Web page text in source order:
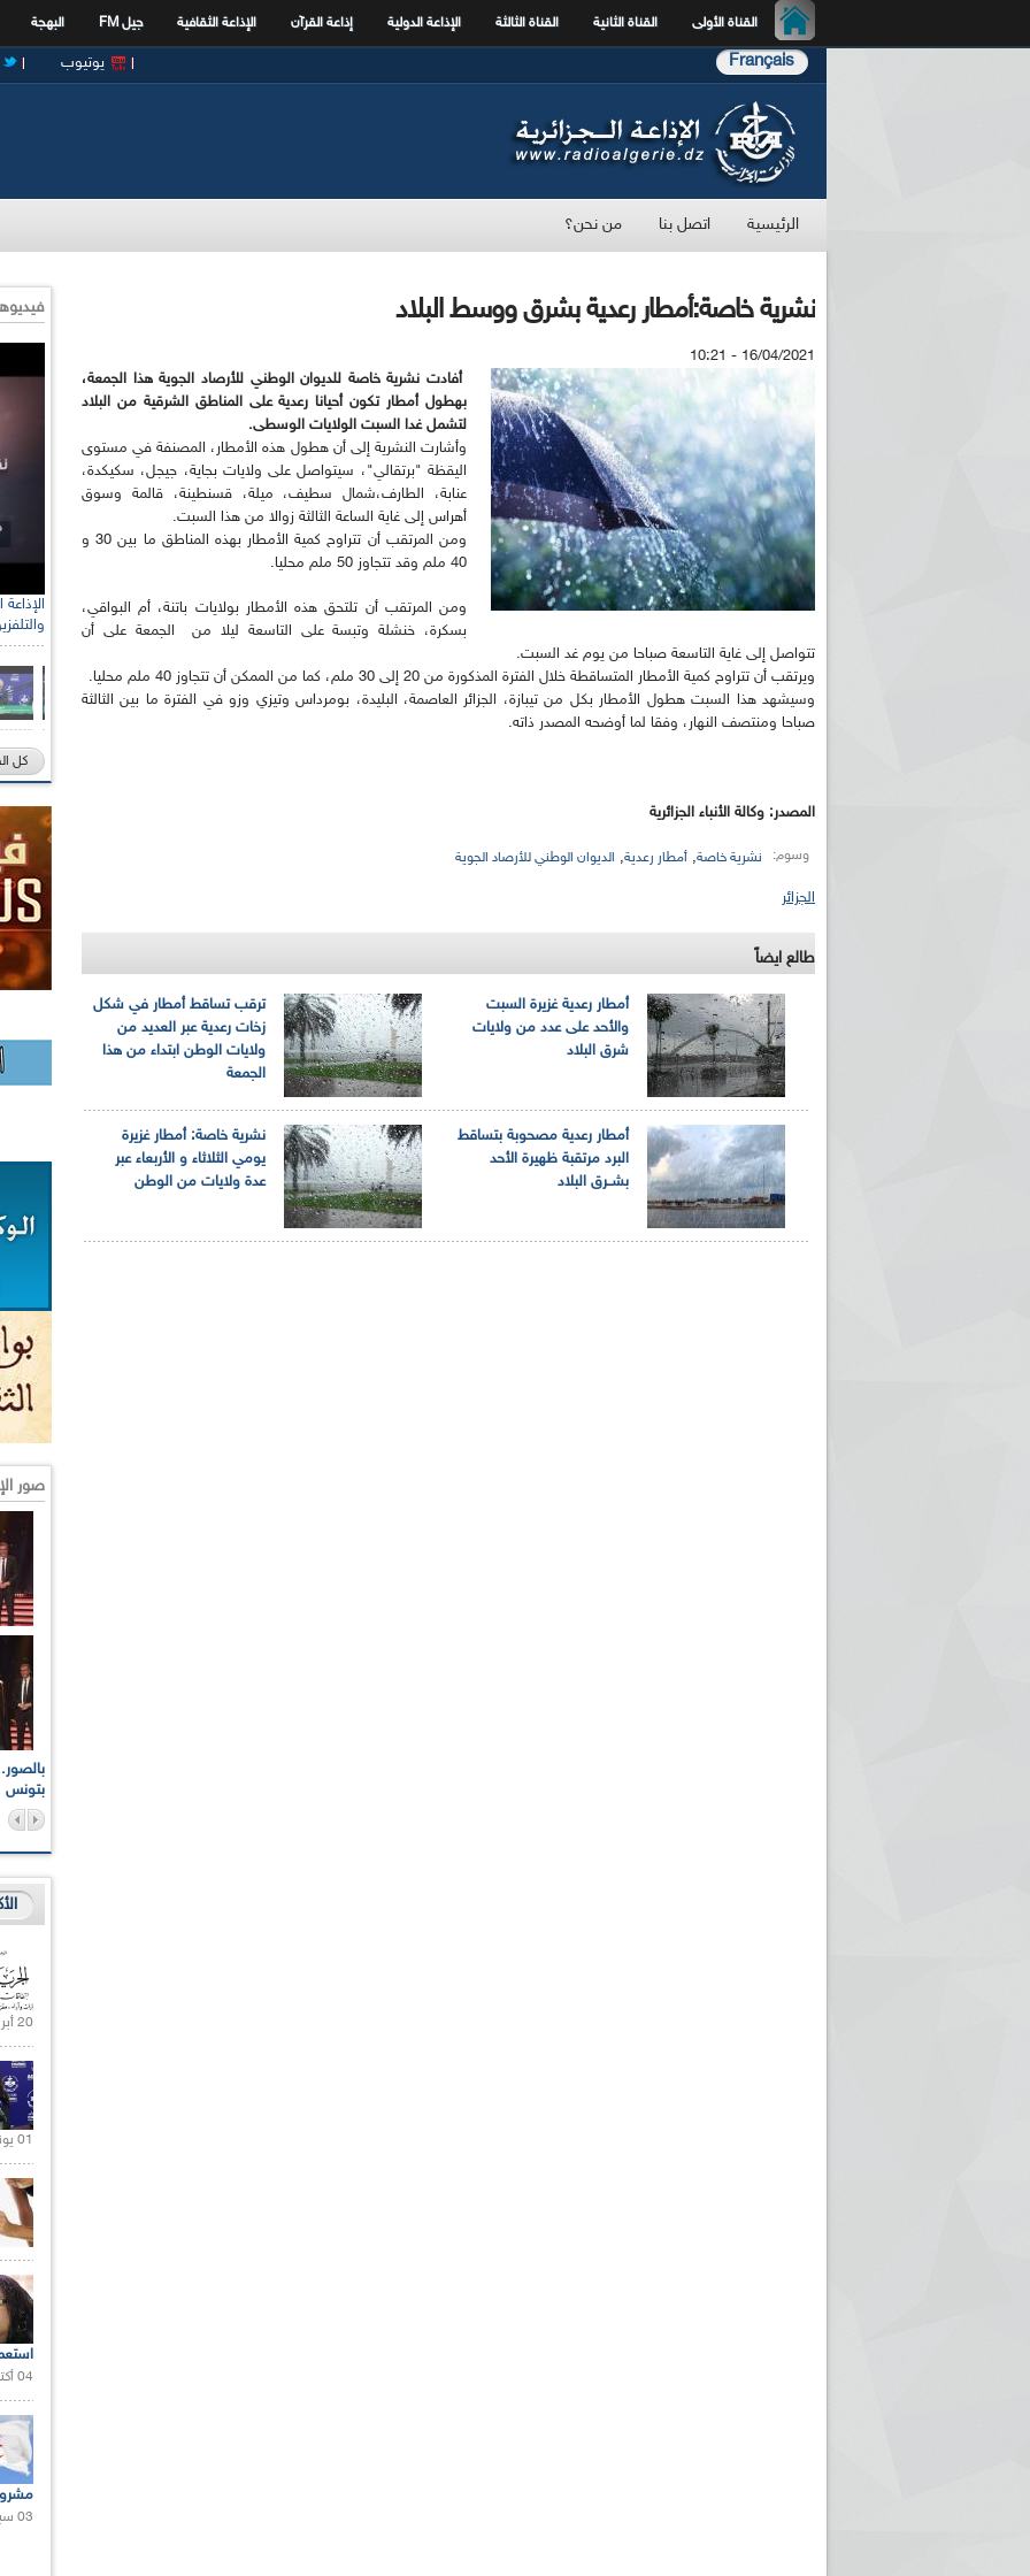
القناة الأولى القناة الثانية القناة الثالثة الإذاعة الدولية إذاعة القرآن الإذاعة الثقافية جيل FM البهجة
Français يوتيوب
الرئيسية اتصل بنا من نحن؟
نشرية خاصة: أمطار رعدية بشرق ووسط البلاد
16/04/2021 - 10:21
أفادت نشرية خاصة للديوان الوطني للأرصاد الجوية هذا الجمعة،
بهطول أمطار تكون أحيانا رعدية على المناطق الشرقية من البلاد
لتشمل غدا السبت الولايات الوسطى.
وأشارت النشرية إلى أن هطول هذه الأمطار، المصنفة في مستوى
اليقظة "برتقالي"، سيتواصل على ولايات بجاية، جيجل، سكيكدة،
عنابة، الطارف،شمال سطيف، ميلة، قسنطينة، قالمة وسوق
أهراس إلى غاية الساعة الثالثة زوالا من هذا السبت.
ومن المرتقب أن تتراوح كمية الأمطار بهذه المناطق ما بين 30 و
40 ملم وقد تتجاوز 50 ملم محليا.
ومن المرتقب أن تلتحق هذه الأمطار بولايات باتنة، أم البواقي،
بسكرة، خنشلة وتبسة على التاسعة ليلا من الجمعة على أن
تتواصل إلى غاية التاسعة صباحا من يوم غد السبت.
ويرتقب أن تتراوح كمية الأمطار المتساقطة خلال الفترة المذكورة من 20 إلى 30 ملم، كما من الممكن أن تتجاوز 40 ملم محليا.
وسيشهد هذا السبت هطول الأمطار بكل من تيبازة، الجزائر العاصمة، البليدة، بومرداس وتيزي وزو في الفترة ما بين الثالثة
صباحا ومنتصف النهار، وفقا لما أوضحه المصدر ذاته.
المصدر: وكالة الأنباء الجزائرية
وسوم: نشرية خاصة, أمطار رعدية, الديوان الوطني للأرصاد الجوية
الجزائر
طالع ايضاً
ترقب تساقط أمطار في شكل
زخات رعدية عبر العديد من
ولايات الوطن ابتداء من هذا
الجمعة
أمطار رعدية غزيرة السبت
والأحد على عدد من ولايات
شرق البلاد
نشرية خاصة: أمطار غزيرة
يومي الثلاثاء و الأربعاء عبر
عدة ولايات من الوطن
أمطار رعدية مصحوبة بتساقط
البرد مرتقبة ظهيرة الأحد
بشــرق البلاد
كل
صور
بتونس
20 أبريل 2021 |
01 يونيو 2021 |
04 أكتوبر 2020 |
03 سبتمبر 2020 |